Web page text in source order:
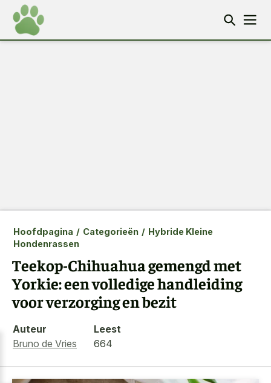
Hoofdpagina / Categorieën / Hybride Kleine
Hondenrassen
Teekop-Chihuahua gemengd met
Yorkie: een volledige handleiding
voor verzorging en bezit
Auteur
Bruno de Vries
Leest
664